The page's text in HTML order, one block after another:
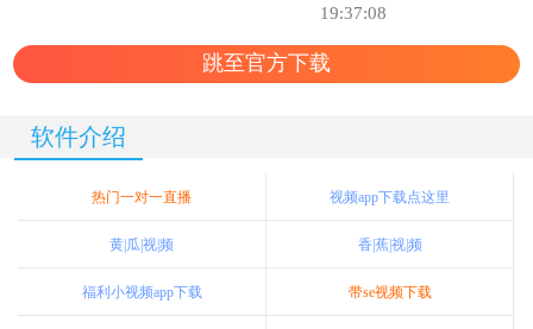
19:37:08
跳至官方下载
软件介绍
热门一对一直播 视频app下载点这里
黄|瓜|视|频 香|蕉|视|频
福利小视频app下载 带se视频下载